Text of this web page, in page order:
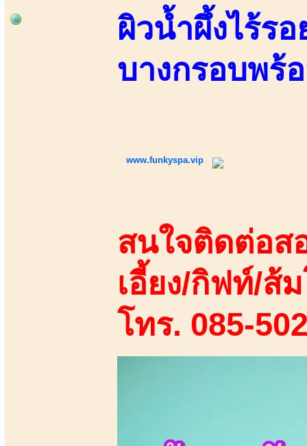
ผิวน้ำผึ้งไร้ร
บางกรอบพร้
www.funkyspa.vip
สนใจติดต่อส
เอี้ยง/กิฟท์/ส้
โทร. 085-